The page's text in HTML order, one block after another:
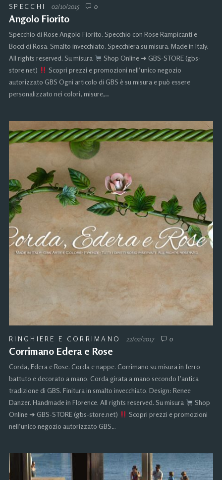
SPECCHI 02/10/2015 0
Angolo Fiorito
Specchio di Rose Angolo Fiorito. Specchio con Rose Rampicanti e
Bocci di Rosa. Smalto invecchiato. Specchiera su misura. Made in Italy.
All rights reserved. Su misura
Shop Online ➜ GBS-STORE (gbs-
store.net)
Scopri prezzi e promozioni nell’unico negozio
autorizzato GBS Ogni articolo di GBS è su misura e può essere
personalizzato nei colori, misure,…
RINGHIERE E CORRIMANO 22/02/2017 0
Corrimano Edera e Rose
Corda, Edera e Rose. Corda e nappe. Corrimano su misura in ferro
battuto e decorato a mano. Corda girata a mano secondo l’antica
tradizione di GBS. Finitura in smalto invecchiato. Design: Renee
Danzer. Handmade in Florence. All rights reserved. Su misura
Shop
Online ➜ GBS-STORE (gbs-store.net)
Scopri prezzi e promozioni
nell’unico negozio autorizzato GBS…